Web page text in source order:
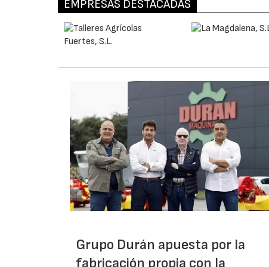
EMPRESAS DESTACADAS
Grupo Durán apuesta por la
fabricación propia con la